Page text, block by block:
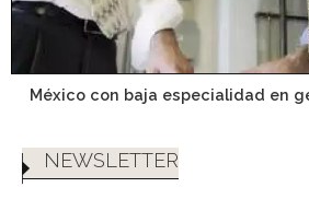
México con baja especialidad en
NEWSLETTER